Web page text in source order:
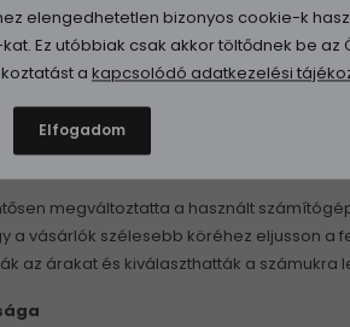
forradalmasította a
révén az átlagos felhasználók is
új lehetőségeket teremtett a használt
az otthoni felhasználók számára
számítógép piac megjelenése
megváltoztatta a használt
a vásárlók szélesebb köréhez eljusson a
az árakat és kiválaszthatták a
elengedhetetlen bizonyos cookie-k
Ez utóbbiak csak akkor töltődnek be
a kapcsolódó adatkezelési
Elfogadom